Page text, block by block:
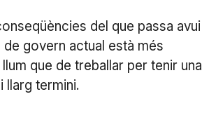
del que passa avui
de govern actual està més
que de treballar per tenir una
llarg termini.